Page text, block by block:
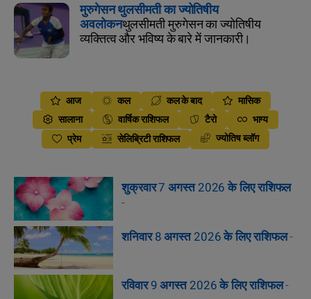
मुरुगेसन थुलसीमती का ज्योतिषीय
अवलोकनथुलसीमती मुरुगेसन का ज्योतिषीय
व्यक्तित्व और भविष्य के बारे में जानकारी।
आज कल कल के बाद
मासिक
सालाना
वार्षिक राशिफल टैरो
भाग्य
प्रेम
सेलिब्रिटी राशिफल ज्योतिष ब्लॉग
शुक्रवार 7 अगस्त 2026 के लिए राशिफल
-
शनिवार 8 अगस्त 2026 के लिए राशिफल-
रविवार 9 अगस्त 2026 के लिए राशिफल-